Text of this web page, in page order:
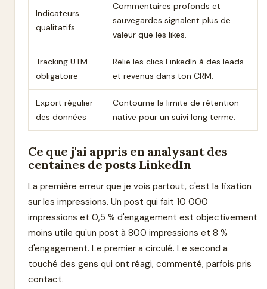
Indicateurs
qualitatifs
Commentaires profonds et
sauvegardes signalent plus de
valeur que les likes.
Tracking UTM
obligatoire
Relie les clics LinkedIn à des leads
et revenus dans ton CRM.
Export régulier
des données
Contourne la limite de rétention
native pour un suivi long terme.
Ce que j'ai appris en analysant des
centaines de posts LinkedIn
La première erreur que je vois partout, c'est la fixation
sur les impressions. Un post qui fait 10 000
impressions et 0,5 % d'engagement est objectivement
moins utile qu'un post à 800 impressions et 8 %
d'engagement. Le premier a circulé. Le second a
touché des gens qui ont réagi, commenté, parfois pris
contact.